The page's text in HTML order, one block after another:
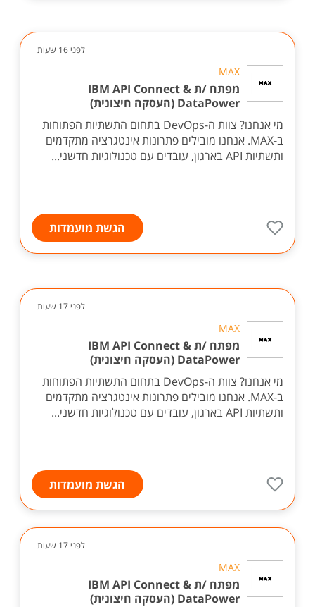
לפני 16 שעות
MAX
מפתח /ת IBM API Connect &
DataPower (העסקה חיצונית)
מי אנחנו? צוות ה-DevOps בתחום התשתיות הפתוחות
ב-MAX. אנחנו מובילים פתרונות אינטגרציה מתקדמים
ותשתיות API בארגון, עובדים עם טכנולוגיות חדשני...
הגשת מועמדות
לפני 17 שעות
MAX
מפתח /ת IBM API Connect &
DataPower (העסקה חיצונית)
מי אנחנו? צוות ה-DevOps בתחום התשתיות הפתוחות
ב-MAX. אנחנו מובילים פתרונות אינטגרציה מתקדמים
ותשתיות API בארגון, עובדים עם טכנולוגיות חדשני...
הגשת מועמדות
לפני 17 שעות
MAX
מפתח /ת IBM API Connect &
DataPower (העסקה חיצונית)